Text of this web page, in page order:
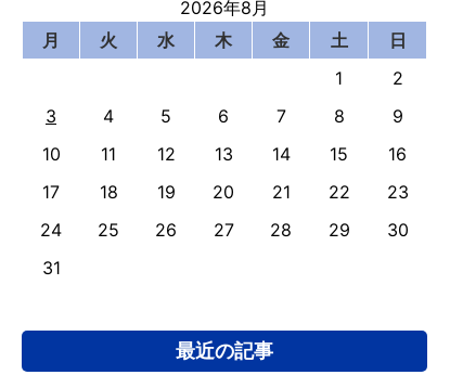
2026年8月
月
火 水 木 金 土
日
1
2
3
4 5 6 7 8
9
10
11 12 13 14 15
16
17
18 19 20 21 22
23
24
25 26 27 28 29
30
31
最近の記事